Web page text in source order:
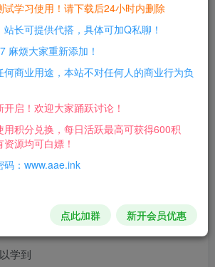
能详细教给大家，绝对原创首发
写，我会尽可能以
础篇掌握后，还会有复杂的教程贴，这
之前普通的魔改任务都是直接替换成原
QUEST文件外，还有几个必要的文件
学到
学习使用！请下载后24小时内删除
长可提供代搭，具体可加Q私聊！
麻烦大家重新添加！
商业用途，本站不对任何人的商业行为负
启！欢迎大家踊跃讨论！
积分兑换，每日活跃最高可获得600积
源均可白嫖！
码：www.aae.ink
点此加群 新开会员优惠